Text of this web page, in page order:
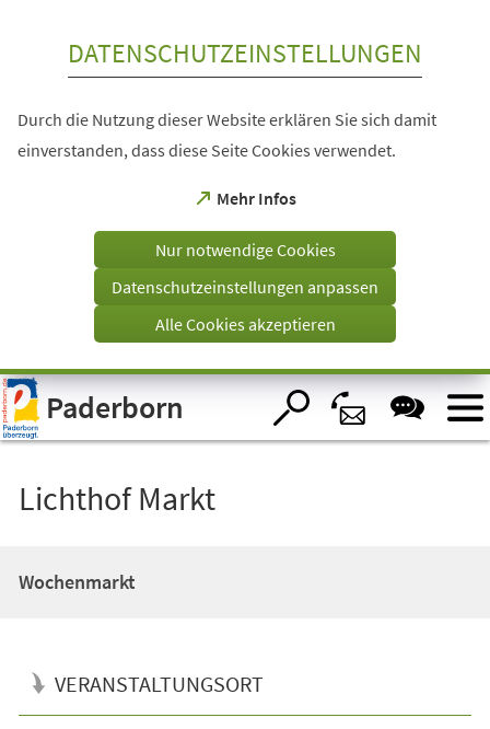
Visuelle
Assistenzsoftware
öffnen.
DATENSCHUTZEINSTELLUNGEN
Durch die Nutzung dieser Website erklären Sie sich damit
einverstanden, dass diese Seite Cookies verwendet.
Mehr Infos
(Öffnet
einem
Tab)
Nur notwendige Cookies
Datenschutzeinstellungen anpassen
Alle Cookies akzeptieren
Paderborn
Lichthof Markt
Wochenmarkt
VERANSTALTUNGSORT